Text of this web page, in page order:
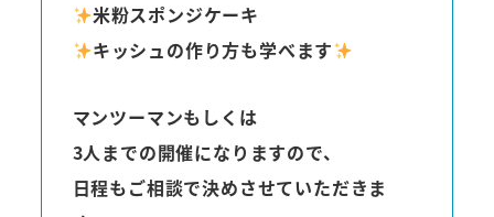
米粉スポンジケーキ
キッシュの作り方も学べます
マンツーマンもしくは
3人までの開催になりますので、
日程もご相談で決めさせていただきま